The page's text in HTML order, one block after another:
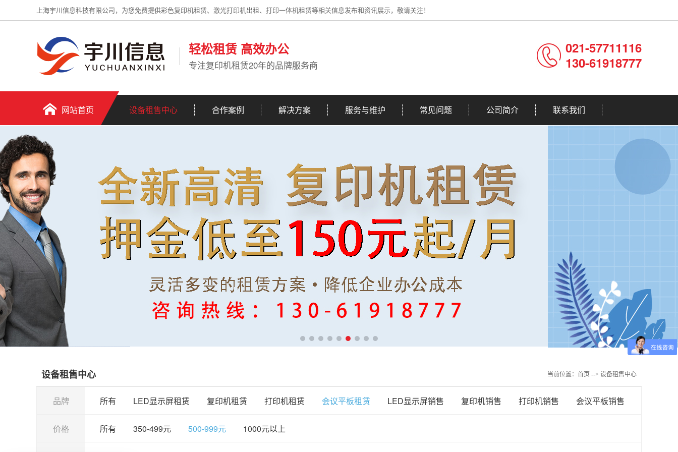
上海宇川信息科技有限公司，为您免费提供彩色复印机租赁、激光打印机出租、打印一体机租赁等相关信息发布和资讯展示，敬请关注！
轻松租赁 高效办公
专注复印机租赁20年的品牌服务商
021-57711116
130-61918777
网站首页 设备租售中心 合作案例 解决方案 服务与维护 常见问题 公司简介 联系我们
设备租售中心 当前位置： 首页 --> 设备租售中心
品牌 所有 LED显示屏租赁 复印机租赁 打印机租赁 会议平板租赁 LED显示屏销售 复印机销售 打印机销售 会议平板销售
价格 所有 350-499元 500-999元 1000元以上